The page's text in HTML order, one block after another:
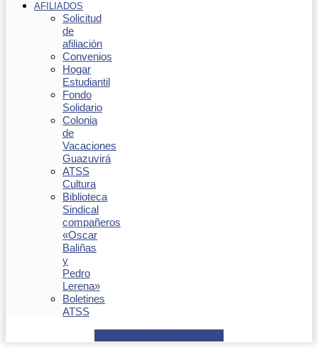
AFILIADOS
Solicitud
de
afiliación
Convenios
Hogar
Estudiantil
Fondo
Solidario
Colonia
de
Vacaciones
Guazuvirá
ATSS
Cultura
Biblioteca
Sindical
compañeros
«Oscar
Baliñas
y
Pedro
Lerena»
Boletines
ATSS